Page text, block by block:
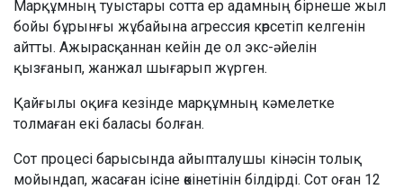
Марқұмның туыстары сотта ер адамның бірнеше жыл
бойы бұрынғы жұбайына агрессия көрсетіп келгенін
айтты. Ажырасқаннан кейін де ол экс-әйелін
қызғанып, жанжал шығарып жүрген.
Қайғылы оқиға кезінде марқұмның кәмелетке
толмаған екі баласы болған.
Сот процесі барысында айыпталушы кінәсін толық
мойындап, жасаған ісіне өкінетінін білдірді. Сот оған 12